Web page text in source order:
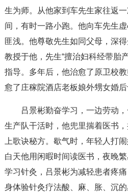
生为师。从他家到车先生家往返
间，有时一路小跑。他向车先生
匪浅。他尊敬先生如同父母，深
教授于他，先生“擅治妇科经带胎
指导。多年后，他治愈了原卫校
愈了庄稼院酒店老板娘外甥女婚
吕景彬勤奋学习，一边劳动
生产队干活时，他兜里揣着医书
上歌诀秘方。歇气时，年轻人打
白天他用闲暇时间读医书，夜晚
学习针灸，吕景彬为减轻患者疼
身体验针灸疗法酸、麻、胀、沉